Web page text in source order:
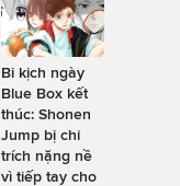
Bi kịch ngày
Blue Box kết
thúc: Shonen
Jump bị chỉ
trích nặng nề
vì tiếp tay cho